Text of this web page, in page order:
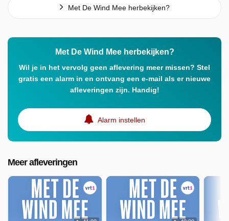
Met De Wind Mee herbekijken?
Met De Wind Mee herbekijken?
Wil je in het vervolg geen aflevering meer missen? Stel
gratis een alarm in en ontvang een e-mail als er nieuwe
afleveringen zijn. Handig!
Alarm instellen
Meer afleveringen